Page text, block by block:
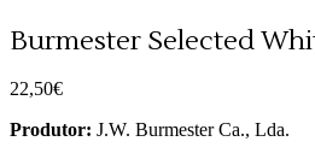
Burmester Selected
22,50€
Produtor: J.W. Burmester Ca., Lda.